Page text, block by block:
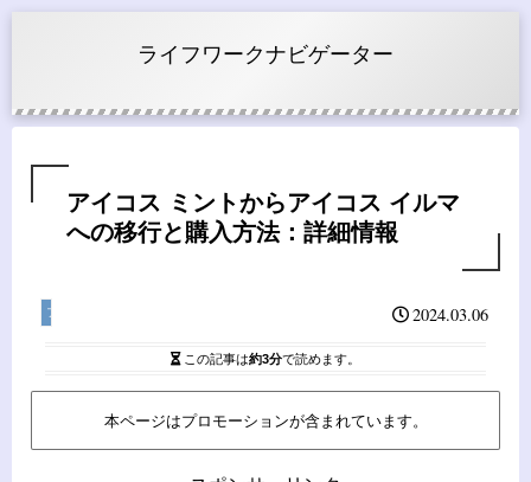
ライフワークナビゲーター
アイコス ミントからアイコス イルマ
への移行と購入方法：詳細情報
フレーバー・スティック 2024.03.06
この記事は約3分で読めます。
本ページはプロモーションが含まれています。